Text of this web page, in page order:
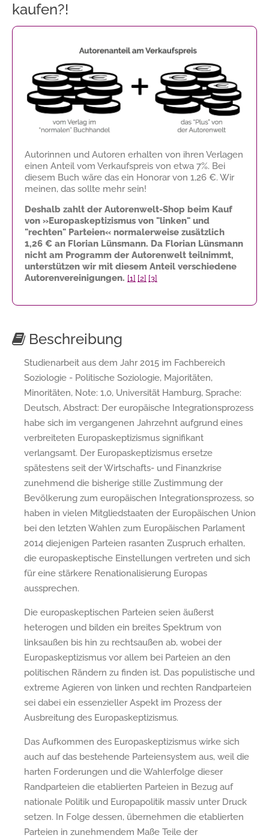
kaufen?!
Autorinnen und Autoren erhalten von ihren Verlagen
einen Anteil vom Verkaufspreis von etwa 7%. Bei
diesem Buch wäre das ein Honorar von 1,26 €. Wir
meinen, das sollte mehr sein!
Deshalb zahlt der Autorenwelt-Shop beim Kauf
von »Europaskeptizismus von "linken" und
"rechten" Parteien« normalerweise zusätzlich
1,26 € an Florian Lünsmann. Da Florian Lünsmann
nicht am Programm der Autorenwelt teilnimmt,
unterstützen wir mit diesem Anteil verschiedene
Autorenvereinigungen. [1] [2] [3]
Beschreibung
Studienarbeit aus dem Jahr 2015 im Fachbereich
Soziologie - Politische Soziologie, Majoritäten,
Minoritäten, Note: 1,0, Universität Hamburg, Sprache:
Deutsch, Abstract: Der europäische Integrationsprozess
habe sich im vergangenen Jahrzehnt aufgrund eines
verbreiteten Europaskeptizismus signifikant
verlangsamt. Der Europaskeptizismus ersetze
spätestens seit der Wirtschafts- und Finanzkrise
zunehmend die bisherige stille Zustimmung der
Bevölkerung zum europäischen Integrationsprozess, so
haben in vielen Mitgliedstaaten der Europäischen Union
bei den letzten Wahlen zum Europäischen Parlament
2014 diejenigen Parteien rasanten Zuspruch erhalten,
die europaskeptische Einstellungen vertreten und sich
für eine stärkere Renationalisierung Europas
aussprechen.
Die europaskeptischen Parteien seien äußerst
heterogen und bilden ein breites Spektrum von
linksaußen bis hin zu rechtsaußen ab, wobei der
Europaskeptizismus vor allem bei Parteien an den
politischen Rändern zu finden ist. Das populistische und
extreme Agieren von linken und rechten Randparteien
sei dabei ein essenzieller Aspekt im Prozess der
Ausbreitung des Europaskeptizismus.
Das Aufkommen des Europaskeptizismus wirke sich
auch auf das bestehende Parteiensystem aus, weil die
harten Forderungen und die Wahlerfolge dieser
Randparteien die etablierten Parteien in Bezug auf
nationale Politik und Europapolitik massiv unter Druck
setzen. In Folge dessen, übernehmen die etablierten
Parteien in zunehmendem Maße Teile der